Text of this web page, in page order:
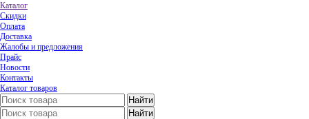
Каталог
Скидки
Оплата
Доставка
Жалобы и предложения
Прайс
Новости
Контакты
Каталог товаров